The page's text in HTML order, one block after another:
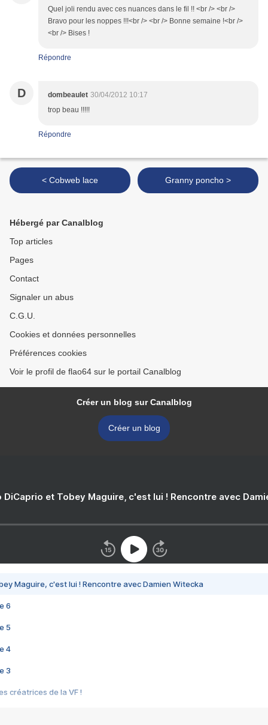
Quel joli rendu avec ces nuances dans le fil !! <br /> <br />
Bravo pour les noppes !!!<br /> <br /> Bonne semaine !<br />
<br /> Bises !
Répondre
D dombeaulet 30/04/2012 10:17
trop beau !!!!!
Répondre
< Cobweb lace Granny poncho >
Hébergé par Canalblog
Top articles
Pages
Contact
Signaler un abus
C.G.U.
Cookies et données personnelles
Préférences cookies
Voir le profil de flao64 sur le portail Canalblog
Créer un blog sur Canalblog
Créer un blog
DiCaprio et Tobey Maguire, c'est lui ! Rencontre avec
Maguire, c'est lui ! Rencontre avec Damien Witecka
6
5
4
3
créatrices de la VF !